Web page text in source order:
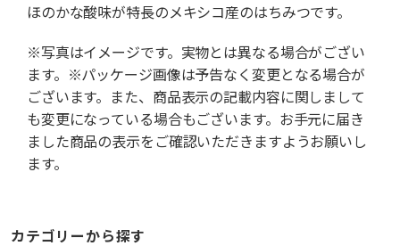
ほのかな酸味が特長のメキシコ産のはちみつです。
※写真はイメージです。実物とは異なる場合がござい
ます。※パッケージ画像は予告なく変更となる場合が
ございます。また、商品表示の記載内容に関しまして
も変更になっている場合もございます。お手元に届き
ました商品の表示をご確認いただきますようお願いし
ます。
カテゴリーから探す